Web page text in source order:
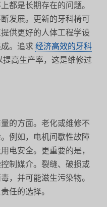
都是长期存在的问题。
发展。更新的牙科椅可
供更好的人体工程学设
。追求 经济高效的牙科
提高生产率，这是维修过
的方面。老化或维修不
例如，电机间歇性故障
电安全。更重要的是，
制媒介。裂缝、破损或
，并可能滋生污染物。
任的选择。